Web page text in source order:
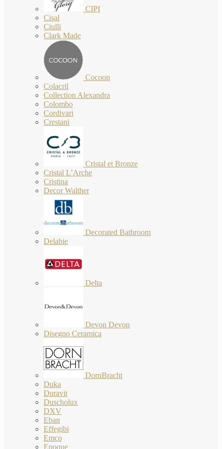
CIPI
Cisal
Ciulli
Clark Made
Cocoon
Colacril
Collection Alexandra
Colombo
Cordivari
Crestani
Cristal et Bronze
Cristal L’Arche
Cristina
Decor Walther
Decorated Bathroom
Delabie
Delta
Devon Devon
Disegno Ceramica
DornBracht
Duka
Duravit
Duscholux
DXV
Eban
Effegibi
Emco
Epoque